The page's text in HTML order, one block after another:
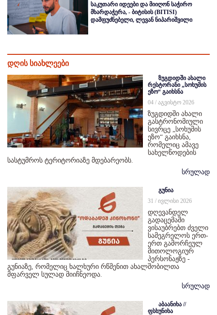
საკუთარი იდეები და მიიღონ საჭირო
მხარდაჭერა, - ბიტისის (BITISI)
დამფუძნებელი, ლევან ნიპარიშვილი
დღის სიახლეები
ზუგდიდში ახალი
რესტორანი „სოხუმის
ეზო“ გაიხსნა
04 / აგვისტო 2026
ზუგდიდში ახალი
გასტრონომიული
სივრცე „სოხუმის
ეზო“ გაიხსნა,
რომელიც ამავე
სახელწოდების
სასტუმროს ტერიტორიაზე მდებარეობს.
სრულად
გუნია
31 / ივლისი 2026
დღევანდელ
გადაცემაში
ვისაუბრებთ ძველი
სამეგრელოს ერთ-
ერთ გამორჩეულ
მითოლოგიურ
პერსონაჟზე -
გუნიაზე, რომელიც ხალხური რწმენით ახალშობილთა
მფარველ სულად მიიჩნეოდა.
სრულად
აბაანიხა //
ფსხუნიხა